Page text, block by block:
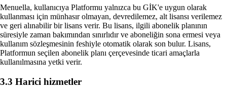
Menuella, kullanıcıya Platformu yalnızca bu GİK'e uygun olarak
kullanması için münhasır olmayan, devredilemez, alt lisansı verilemez
ve geri alınabilir bir lisans verir. Bu lisans, ilgili abonelik planının
süresiyle zaman bakımından sınırlıdır ve aboneliğin sona ermesi veya
kullanım sözleşmesinin feshiyle otomatik olarak son bulur. Lisans,
Platformun seçilen abonelik planı çerçevesinde ticari amaçlarla
kullanılmasına yetki verir.
3.3 Harici hizmetler